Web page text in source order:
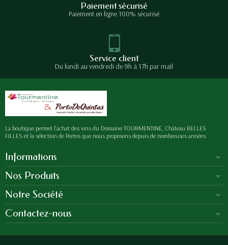
Paiement sécurisé
Paiement en ligne 100% sécurisé
Service client
Du lundi au vendredi de 9h à 17h par mail
La boutique permet l'achat des vins du Domaine TOURMENTINE, Château BELLES
FILLES et la sélection de Portos que nous proposons depuis de nombreuses années.
Informations
Nos Produits
Notre Société
Contactez-nous